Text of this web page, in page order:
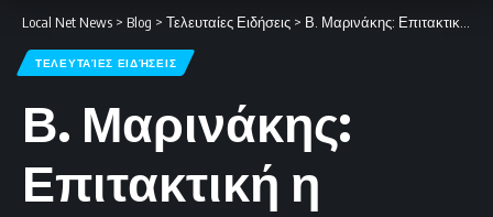
Local Net News > Blog > Τελευταίες Ειδήσεις > Β. Μαρινάκης: Επιτακτική η ανάγκη για μια παγκόσμια στρατηγική συμμαχία στη ναυτιλία.
ΤΕΛΕΥΤΑΊΕΣ ΕΙΔΉΣΕΙΣ
Β. Μαρινάκης:
Επιτακτική η